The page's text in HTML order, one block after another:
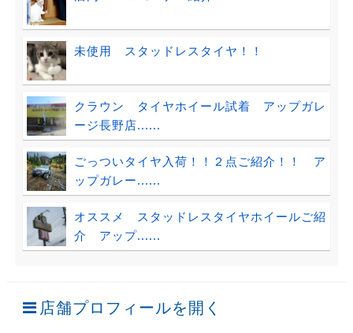
未使用 スタッドレスタイヤ！！
クラウン タイヤホイール試着 アップガレ
ージ長野店......
ごっついタイヤ入荷！！２点ご紹介！！ ア
ップガレー......
オススメ スタッドレスタイヤホイールご紹
介 アップ......
店舗プロフィールを開く